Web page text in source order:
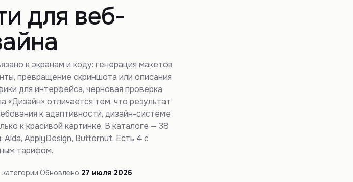
для веб-
к экранам и коду: генерация макетов
превращение скриншота или описания
для интерфейса, черновая проверка
«Дизайн» отличается тем, что результат
к адаптивности, дизайн-системе
к красивой картинке. В каталоге — 38
ApplyDesign, Butternut. Есть 4 с
тарифом.
категории·Обновлено 27 июля 2026